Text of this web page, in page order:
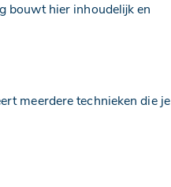
bouwt hier inhoudelijk en
meerdere technieken die je